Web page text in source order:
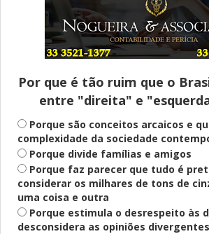
Entenda
Pix Pensão Alimentícia:
e como solicitar
Saúde Mental
Plataforma oferece
mental para jovens no
Definido
PT lança Patrus
ao governo de Minas
Por que é tão ruim que o
entre "direita" e
Porque são conceitos arcaicos e
complexidade da sociedade
Porque divide famílias e amigos
Porque faz parecer que tudo é
considerar os milhares de tons de
uma coisa e outra
Porque estimula o desrespeito às
desconsidera as opiniões divergentes